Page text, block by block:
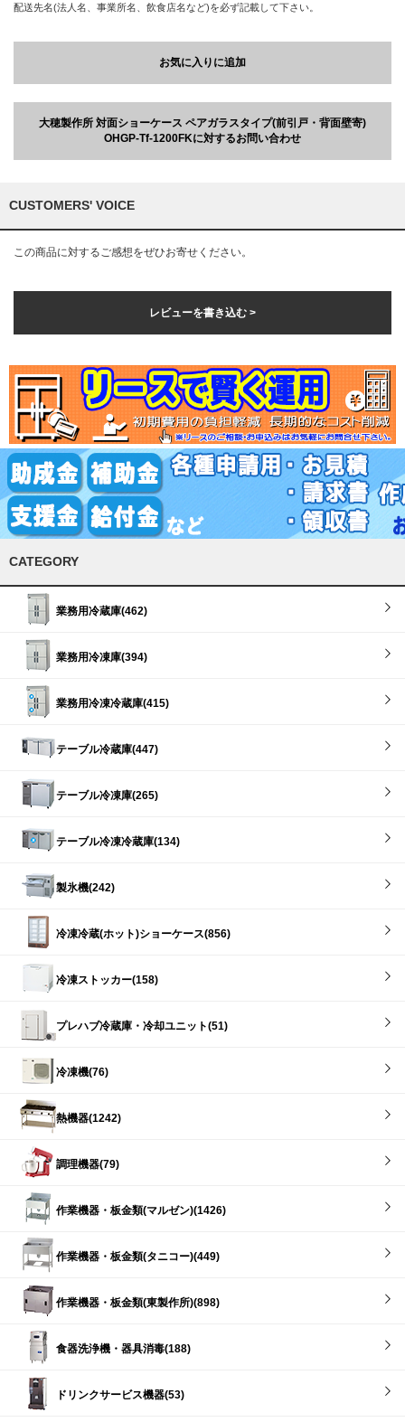
配送先名(法人名、事業所名、飲食店名など)を必ず記載して下さい。
お気に入りに追加
大穂製作所 対面ショーケース ペアガラスタイプ(前引戸・背面壁寄)
OHGP-Tf-1200FKに対するお問い合わせ
CUSTOMERS' VOICE
この商品に対するご感想をぜひお寄せください。
レビューを書き込む >
CATEGORY
業務用冷蔵庫(462)
業務用冷凍庫(394)
業務用冷凍冷蔵庫(415)
テーブル冷蔵庫(447)
テーブル冷凍庫(265)
テーブル冷凍冷蔵庫(134)
製氷機(242)
冷凍冷蔵(ホット)ショーケース(856)
冷凍ストッカー(158)
プレハブ冷蔵庫・冷却ユニット(51)
冷凍機(76)
熱機器(1242)
調理機器(79)
作業機器・板金類(マルゼン)(1426)
作業機器・板金類(タニコー)(449)
作業機器・板金類(東製作所)(898)
食器洗浄機・器具消毒(188)
ドリンクサービス機器(53)